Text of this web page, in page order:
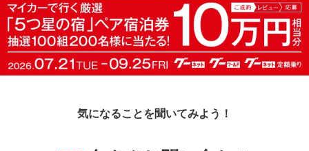
気になることを聞いてみよう！